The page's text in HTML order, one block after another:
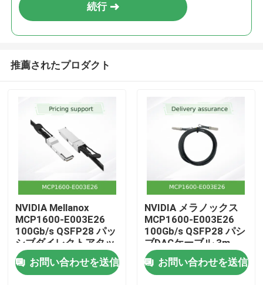
ホーム
続行
推薦されたプロダクト
NVIDIA Mellanox
MCP1600-E003E26
100Gb/s QSFP28 パッ
シブダイレクトアタッ
チ銅線ケーブル – 3m,
EDR InfiniBand, 低遅
延, データセンター相
お問い合わせを送信
NVIDIA メラノックス
MCP1600-E003E26
100Gb/s QSFP28 パシ
ブDACケーブル 3m
EDR インフィニバンド
お問い合わせを送信